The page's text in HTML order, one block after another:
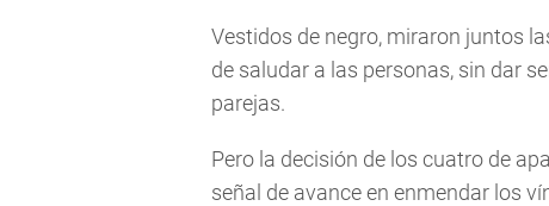
Vestidos de negro, miraron juntos
de saludar a las personas, sin dar
parejas.
Pero la decisión de los cuatro de
señal de avance en enmendar los